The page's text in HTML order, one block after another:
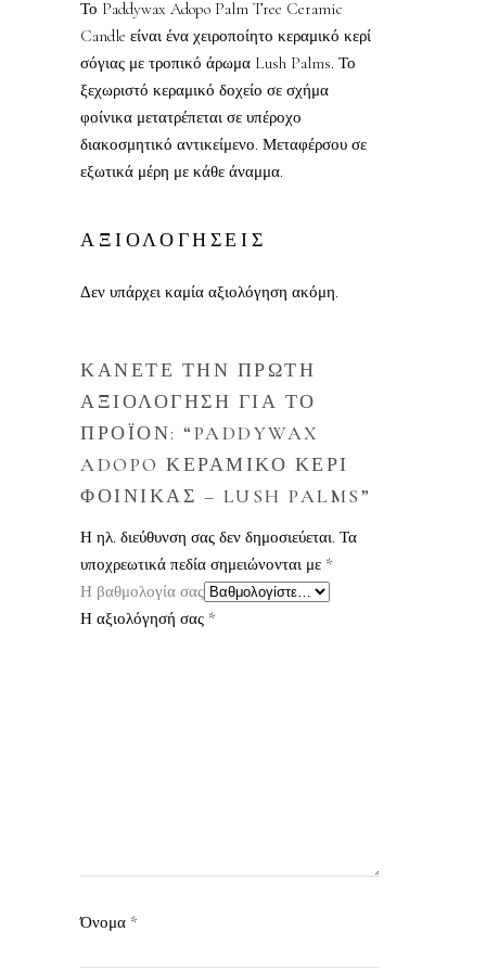
Το Paddywax Adopo Palm Tree Ceramic
Candle είναι ένα χειροποίητο κεραμικό κερί
σόγιας με τροπικό άρωμα Lush Palms. Το
ξεχωριστό κεραμικό δοχείο σε σχήμα
φοίνικα μετατρέπεται σε υπέροχο
διακοσμητικό αντικείμενο. Μεταφέρσου σε
εξωτικά μέρη με κάθε άναμμα.
ΑΞΙΟΛΟΓΗΣΕΙΣ
Δεν υπάρχει καμία αξιολόγηση ακόμη.
ΚΑΝΕΤΕ ΤΗΝ ΠΡΩΤΗ
ΑΞΙΟΛΟΓΗΣΗ ΓΙΑ ΤΟ
ΠΡΟΪΟΝ: “PADDYWAX
ADOPO ΚΕΡΑΜΙΚΟ ΚΕΡΙ
ΦΟΙΝΙΚΑΣ – LUSH PALMS”
Η ηλ. διεύθυνση σας δεν δημοσιεύεται. Τα
υποχρεωτικά πεδία σημειώνονται με *
Η βαθμολογία σας
Η αξιολόγησή σας *
Όνομα *